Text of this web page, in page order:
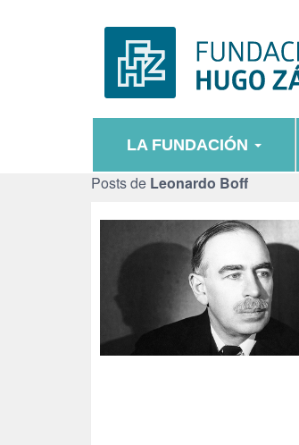
LA FUNDACIÓN
Posts de Leonardo Boff